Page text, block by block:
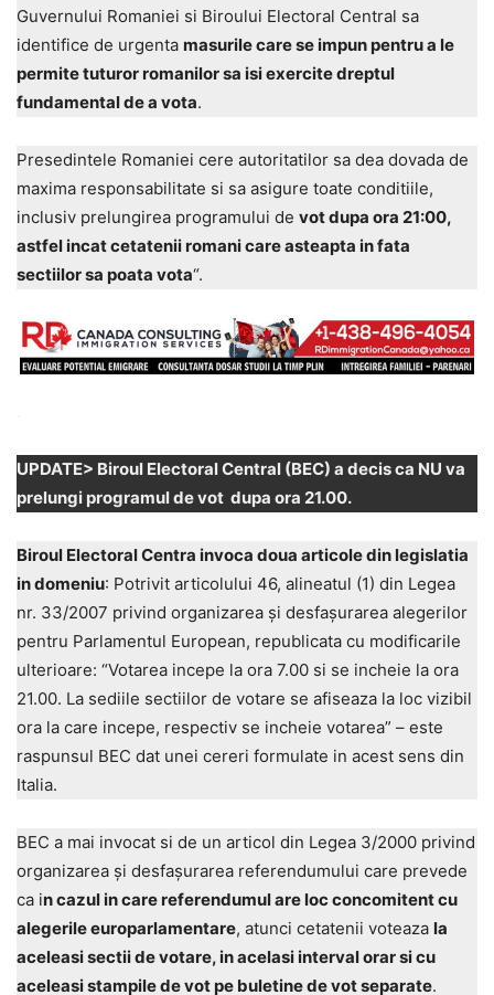
Guvernului Romaniei si Biroului Electoral Central sa
identifice de urgenta masurile care se impun pentru a le
permite tuturor romanilor sa isi exercite dreptul
fundamental de a vota.
Presedintele Romaniei cere autoritatilor sa dea dovada de
maxima responsabilitate si sa asigure toate conditiile,
inclusiv prelungirea programului de vot dupa ora 21:00,
astfel incat cetatenii romani care asteapta in fata
sectiilor sa poata vota“.
UPDATE> Biroul Electoral Central (BEC) a decis ca NU va
prelungi programul de vot dupa ora 21.00.
Biroul Electoral Centra invoca doua articole din legislatia
in domeniu: Potrivit articolului 46, alineatul (1) din Legea
nr. 33/2007 privind organizarea şi desfaşurarea alegerilor
pentru Parlamentul European, republicata cu modificarile
ulterioare: “Votarea incepe la ora 7.00 si se incheie la ora
21.00. La sediile sectiilor de votare se afiseaza la loc vizibil
ora la care incepe, respectiv se incheie votarea” – este
raspunsul BEC dat unei cereri formulate in acest sens din
Italia.
BEC a mai invocat si de un articol din Legea 3/2000 privind
organizarea şi desfaşurarea referendumului care prevede
ca in cazul in care referendumul are loc concomitent cu
alegerile europarlamentare, atunci cetatenii voteaza la
aceleasi sectii de votare, in acelasi interval orar si cu
aceleasi stampile de vot pe buletine de vot separate.